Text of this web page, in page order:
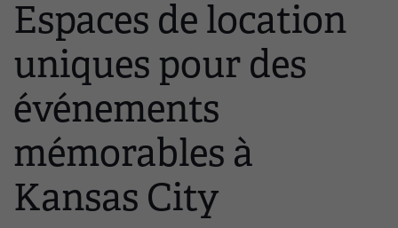
Espaces de location
uniques pour des
événements
mémorables à
Kansas City